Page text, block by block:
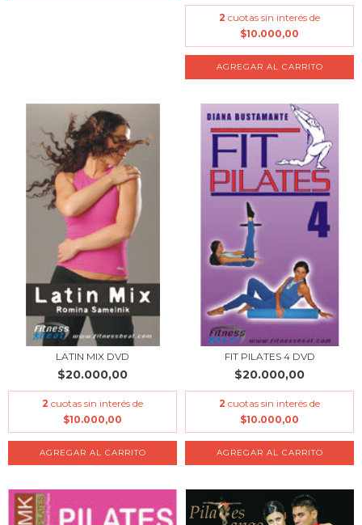
2 cuotas sin interés de
$10.000,00
LATIN MIX DVD
$20.000,00
2 cuotas sin interés de
$10.000,00
FIT PILATES 4 DVD
$20.000,00
2 cuotas sin interés de
$10.000,00